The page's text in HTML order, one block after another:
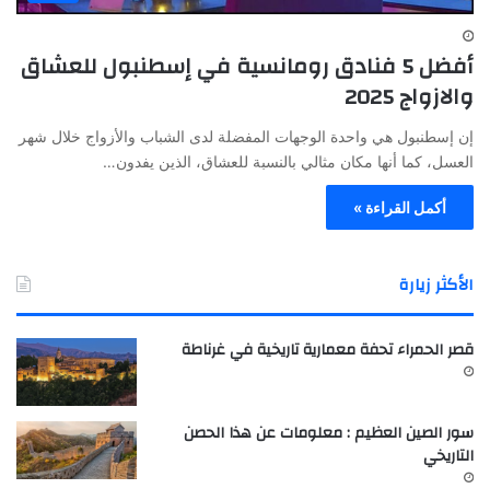
أفضل 5 فنادق رومانسية في إسطنبول للعشاق
والازواج 2025
إن إسطنبول هي واحدة الوجهات المفضلة لدى الشباب والأزواج خلال شهر
العسل، كما أنها مكان مثالي بالنسبة للعشاق، الذين يفدون…
أكمل القراءة »
الأكثر زيارة
قصر الحمراء تحفة معمارية تاريخية في غرناطة
سور الصين العظيم : معلومات عن هذا الحصن
التاريخي